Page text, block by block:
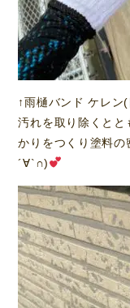
↑雨樋バンド ケレン
汚れを取り除くと
かりをつくり塗料
´∀`∩)